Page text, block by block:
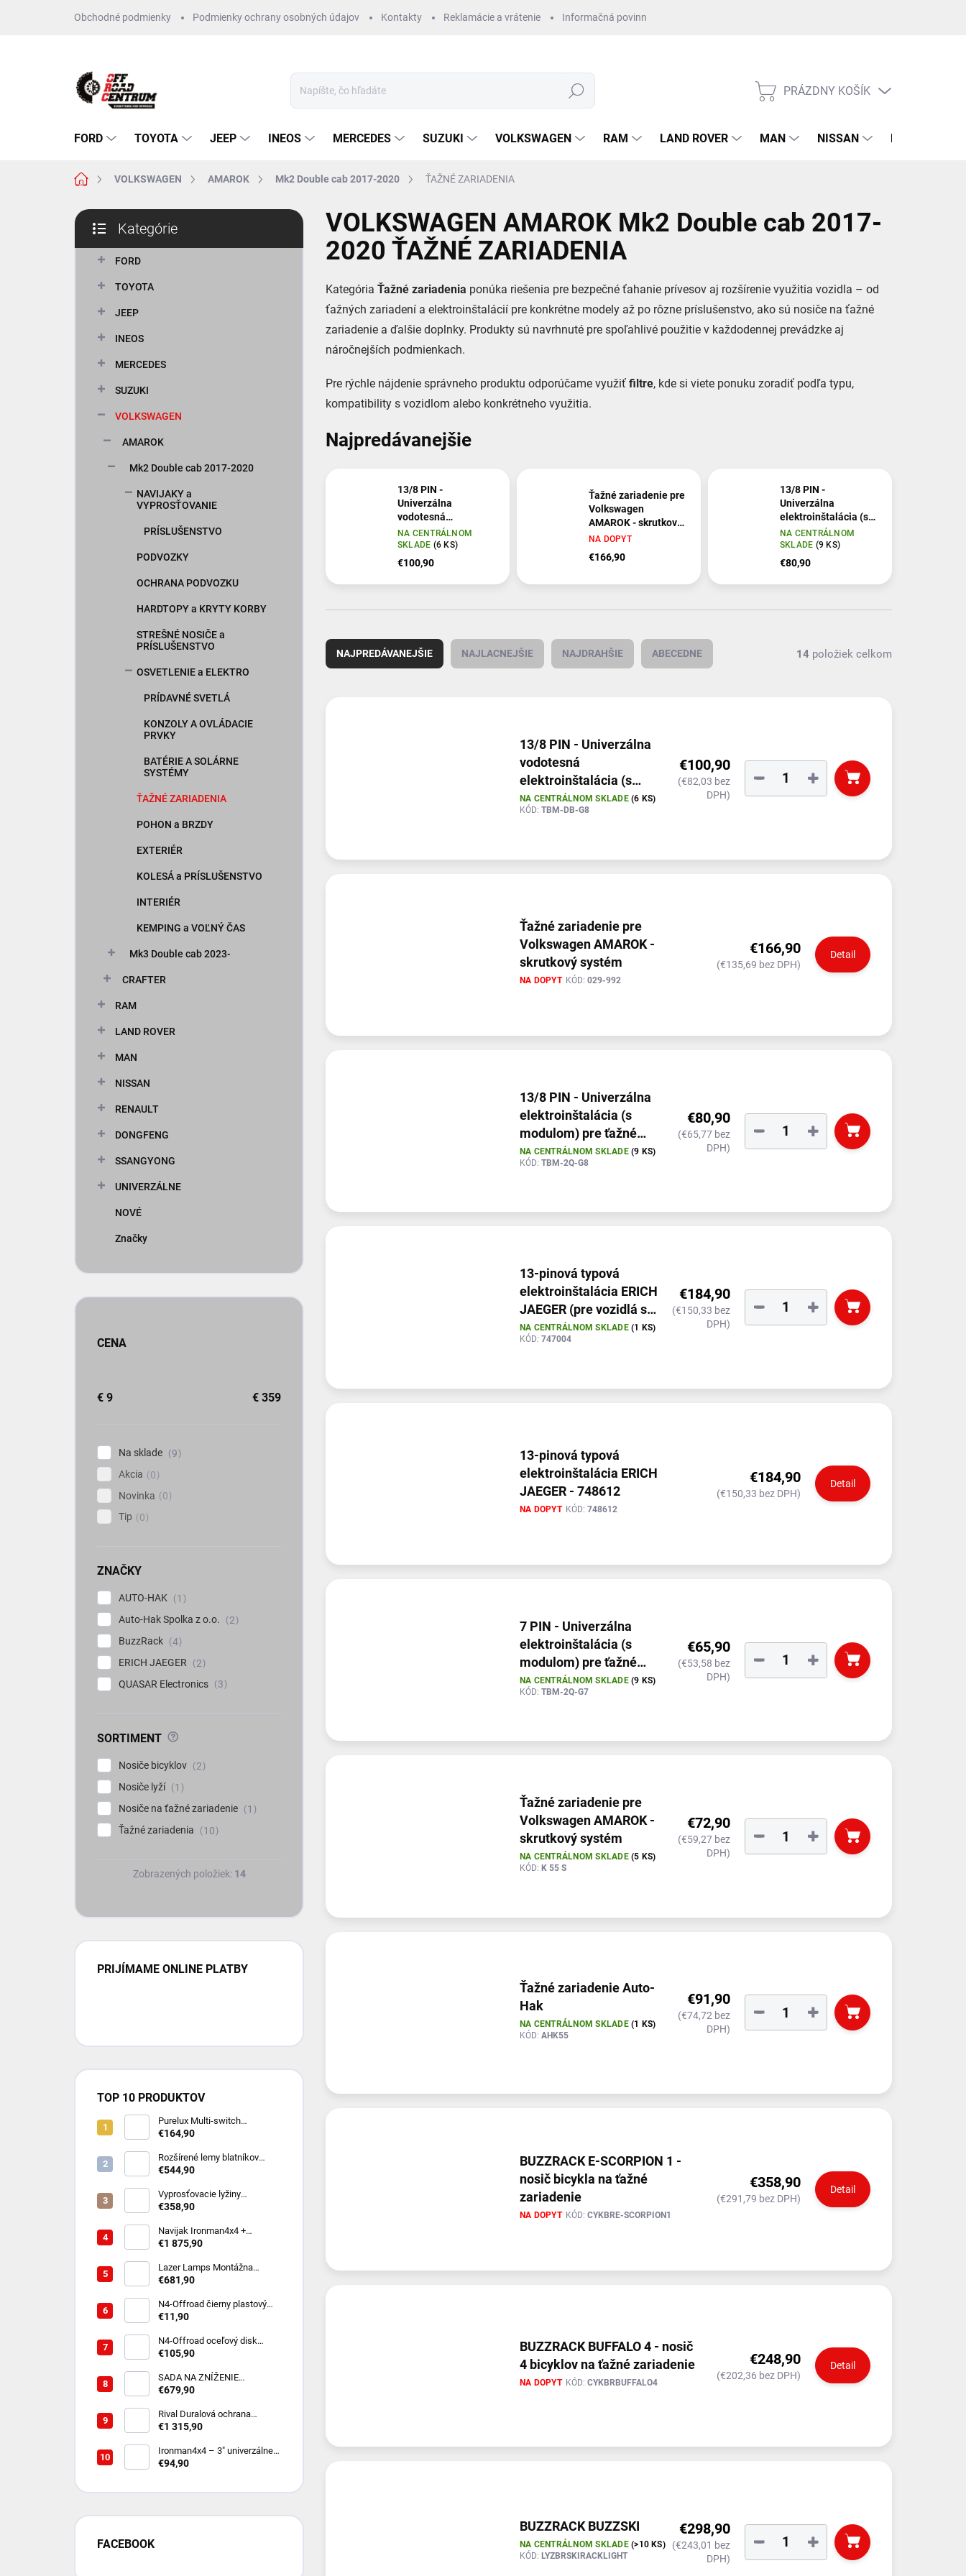
Obchodné podmienky Podmienky ochrany osobných údajov Kontakty Reklamácie a vrátenie Informačná povinnost GDPR ku kontaktnému formuláru
Hľadať
NÁKUPNÝ
PRÁZDNY KOŠÍK
FORD TOYOTA JEEP INEOS MERCEDES SUZUKI VOLKSWAGEN RAM LAND ROVER MAN NISSAN RENAULT
DomovVOLKSWAGEN AMAROK Mk2 Double cab 2017-2020 ŤAŽNÉ ZARIADENIA
B
č
kategórie
Kategórie
FORD
TOYOTA
JEEP
INEOS
MERCEDES
SUZUKI
VOLKSWAGEN
AMAROK
Mk2 Double cab 2017-2020
NAVIJAKY a
VYPROSŤOVANIE
PRÍSLUŠENSTVO
PODVOZKY
OCHRANA PODVOZKU
HARDTOPY a KRYTY KORBY
STREŠNÉ NOSIČE a
PRÍSLUŠENSTVO
OSVETLENIE a ELEKTRO
PRÍDAVNÉ SVETLÁ
KONZOLY A OVLÁDACIE
PRVKY
BATÉRIE A SOLÁRNE
SYSTÉMY
ŤAŽNÉ ZARIADENIA
POHON a BRZDY
EXTERIÉR
KOLESÁ a PRÍSLUŠENSTVO
INTERIÉR
KEMPING a VOĽNÝ ČAS
Mk3 Double cab 2023-
CRAFTER
RAM
LAND ROVER
MAN
NISSAN
RENAULT
DONGFENG
SSANGYONG
UNIVERZÁLNE
NOVÉ
Značky
CENA
€ 9 € 359
Na sklade
9
Akcia
0
Novinka
0
Tip
0
ZNAČKY
AUTO-HAK
1
Auto-Hak Spolka z o.o.
2
BuzzRack
4
ERICH JAEGER
2
QUASAR Electronics
3
SORTIMENT ?
Nosiče bicyklov
2
Nosiče lyží
1
Nosiče na ťažné zariadenie
1
Ťažné zariadenia
10
Zobrazených položiek: 14
PRIJÍMAME ONLINE PLATBY
TOP 10 PRODUKTOV
Purelux Multi-switch
Dashboard Controller – RGB
(10-30V)
€164,90
Rozšírené lemy blatníkov
Toyota Hilux Revo (8/2020 -
€544,90
Vyprosťovacie lyžiny
MAXTRAX MKII - rôzne farby
€358,90
Navijak Ironman4x4 +
montážna sada na TOYOTA
/diesel
€1 875,90
Lazer Lamps Montážna
súprava do prednej masky
(2024+) vrátane 2x ST4
€681,90
N4-Offroad čierny plastový
uzavretý kryt stredového
rozstup 6x114,3
€11,90
N4-Offroad oceľový disk
Triangular 7x16 6x114.3 čierny
€105,90
SADA NA ZNÍŽENIE
DIFERENCIÁLU PRE AMAROK
ZDVIHNUTOM PODVOZKU
€679,90
Rival Duralová ochrana
podvozku - sada - 3ks -Toyota
2,8 l. / diesel
€1 315,90
Ironman4x4 – 3" univerzálne
LED pracovné svetlo s
€94,90
FACEBOOK
VOLKSWAGEN AMAROK Mk2 Double cab 2017-
2020 ŤAŽNÉ ZARIADENIA
Kategória Ťažné zariadenia ponúka riešenia pre bezpečné ťahanie prívesov aj rozšírenie využitia vozidla – od
ťažných zariadení a elektroinštalácií pre konkrétne modely až po rôzne príslušenstvo, ako sú nosiče na ťažné
zariadenie a ďalšie doplnky. Produkty sú navrhnuté pre spoľahlivé použitie v každodennej prevádzke aj
náročnejších podmienkach.
Pre rýchle nájdenie správneho produktu odporúčame využiť filtre, kde si viete ponuku zoradiť podľa typu,
kompatibility s vozidlom alebo konkrétneho využitia.
Najpredávanejšie
13/8 PIN -
Univerzálna
vodotesná
elektroinštalácia (s
modulom) pre ťažné
zariadenia (so
spiatočkou)
NA CENTRÁLNOM
SKLADE (6 KS)
€100,90
Ťažné zariadenie pre
Volkswagen
AMAROK - skrutkový
systém
NA DOPYT
€166,90
13/8 PIN -
Univerzálna
elektroinštalácia (s
modulom) pre ťažné
zariadenia (so
spiatočkou)
NA CENTRÁLNOM
SKLADE (9 KS)
€80,90
a
d
o
NAJPREDÁVANEJŠIE NAJLACNEJŠIE NAJDRAHŠIE ABECEDNE 14 položiek celkom
k
13/8 PIN - Univerzálna
vodotesná
elektroinštalácia (s
modulom) pre ťažné
zariadenia (so spiatočkou)
NA CENTRÁLNOM SKLADE(6 KS)
KÓD: TBM-DB-G8
€100,90
(€82,03 bez
DPH)
+
−
Ťažné zariadenie pre
Volkswagen AMAROK -
skrutkový systém
NA DOPYT KÓD: 029-992
€166,90
(€135,69 bez DPH)
Detail
13/8 PIN - Univerzálna
elektroinštalácia (s
modulom) pre ťažné
zariadenia (so spiatočkou)
NA CENTRÁLNOM SKLADE(9 KS)
KÓD: TBM-2Q-G8
€80,90
(€65,77 bez
DPH)
+
−
13-pinová typová
elektroinštalácia ERICH
JAEGER (pre vozidlá s
predprípravou) - 747004
NA CENTRÁLNOM SKLADE(1 KS)
KÓD: 747004
€184,90
(€150,33 bez
DPH)
+
−
13-pinová typová
elektroinštalácia ERICH
JAEGER - 748612
NA DOPYT KÓD: 748612
€184,90
(€150,33 bez DPH)
Detail
7 PIN - Univerzálna
elektroinštalácia (s
modulom) pre ťažné
zariadenia
NA CENTRÁLNOM SKLADE(9 KS)
KÓD: TBM-2Q-G7
€65,90
(€53,58 bez
DPH)
+
−
Ťažné zariadenie pre
Volkswagen AMAROK -
skrutkový systém
NA CENTRÁLNOM SKLADE(5 KS)
KÓD: K 55 S
€72,90
(€59,27 bez
DPH)
+
−
Ťažné zariadenie Auto-
Hak
NA CENTRÁLNOM SKLADE(1 KS)
KÓD: AHK55
€91,90
(€74,72 bez
DPH)
+
−
BUZZRACK E-SCORPION 1 -
nosič bicykla na ťažné
zariadenie
NA DOPYT KÓD: CYKBRE-SCORPION1
€358,90
(€291,79 bez DPH)
Detail
BUZZRACK BUFFALO 4 - nosič
4 bicyklov na ťažné zariadenie
NA DOPYT KÓD: CYKBRBUFFALO4
€248,90
(€202,36 bez DPH)
Detail
BUZZRACK BUZZSKI
NA CENTRÁLNOM SKLADE(>10 KS)
KÓD: LYZBRSKIRACKLIGHT
€298,90
(€243,01 bez
DPH)
+
−